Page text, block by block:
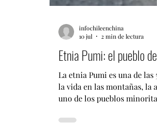
infochileenchina
10 jul
2 min de lectura
Etnia Pumi: el pueblo